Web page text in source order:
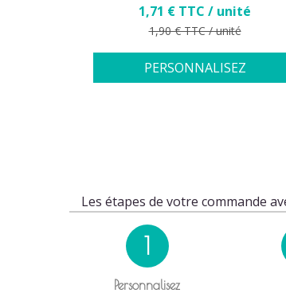
Prix
1,71 € TTC / unité
Prix de base
1,90 € TTC / unité
PERSONNALISEZ
Les étapes de votre commande
1
Personnalisez